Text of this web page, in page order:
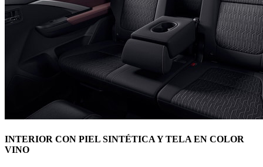
INTERIOR CON PIEL SINTÉTICA Y TELA EN COLOR
VINO